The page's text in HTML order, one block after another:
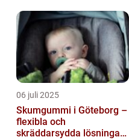
06 juli 2025
Skumgummi i Göteborg –
flexibla och
skräddarsydda lösningar